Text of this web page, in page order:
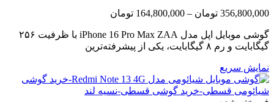
356,800,000 تومان –
164,800,000 تومان
164,800,000 تومان
through
گوشی موبایل اپل مدل iPhone 16 Pro Max ZAA با ظرفیت ۲۵۶
گیگابایت و رم ۸ گیگابایت، یکی از پیشرفته‌ترین
نمایش سریع